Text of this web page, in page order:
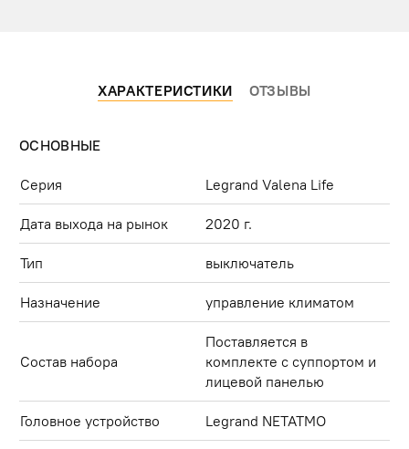
ХАРАКТЕРИСТИКИ ОТЗЫВЫ
ОСНОВНЫЕ
Серия Legrand Valena Life
Дата выхода на рынок 2020 г.
Тип выключатель
Назначение управление климатом
Состав набора
Поставляется в
комплекте с суппортом и
лицевой панелью
Головное устройство Legrand NETATMO